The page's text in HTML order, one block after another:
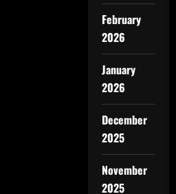
February
2026
January
2026
December
2025
November
2025